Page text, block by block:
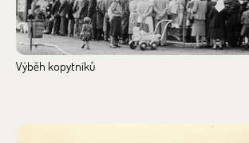
Výběh kopytníků